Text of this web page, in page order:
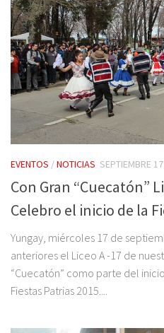
EVENTOS /NOTICIAS SEPTIEMBRE
Con Gran “Cuecatón”
Celebro el inicio de la
Yungay, miércoles 17 de
anteriores el Liceo A -17 de
“Cuecatón” como parte del
Fiestas Patrias 2015....